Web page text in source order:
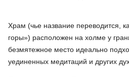
Храм (чье название переводится,
горы») расположен на холме у
безмятежное место идеально
уединенных медитаций и других